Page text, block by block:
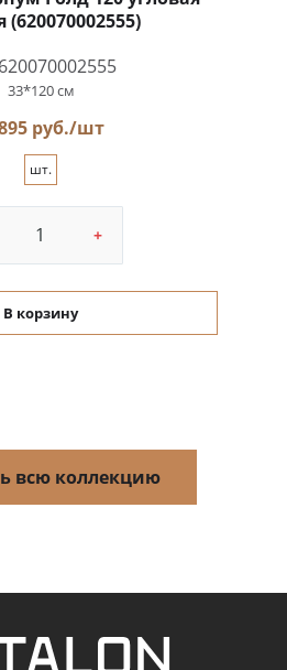
(620070002555)
33*120 см
руб./шт
шт.
+
В корзину
всю коллекцию